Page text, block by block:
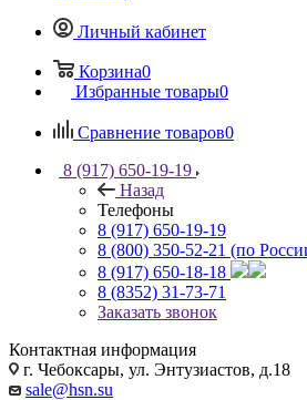
Личный кабинет
Корзина0
Избранные товары0
Сравнение товаров0
8 (917) 650-19-19
Назад
Телефоны
8 (917) 650-19-19
8 (800) 350-52-21 (по
8 (917) 650-18-18
8 (8352) 31-73-71
Заказать звонок
Контактная информация
г. Чебоксары, ул. Энтузиастов, д.18
sale@hsn.su